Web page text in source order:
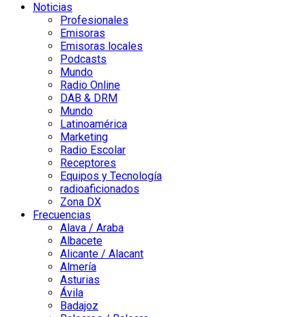
Noticias
Profesionales
Emisoras
Emisoras locales
Podcasts
Mundo
Radio Online
DAB & DRM
Mundo
Latinoamérica
Marketing
Radio Escolar
Receptores
Equipos y Tecnología
radioaficionados
Zona DX
Frecuencias
Alava / Araba
Albacete
Alicante / Alacant
Almería
Asturias
Ávila
Badajoz